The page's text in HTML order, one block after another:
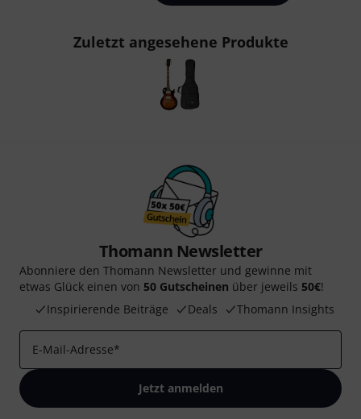
Zuletzt angesehene Produkte
Thomann Newsletter
Abonniere den Thomann Newsletter und gewinne mit
etwas Glück einen von 50 Gutscheinen über jeweils 50€!
Inspirierende Beiträge
Deals Thomann Insights
E-Mail-Adresse*
Jetzt anmelden